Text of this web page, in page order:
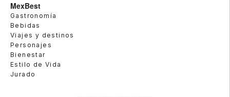
MexBest
Gastronomía
Bebidas
Viajes y destinos
Personajes
Bienestar
Estilo de Vida
Jurado